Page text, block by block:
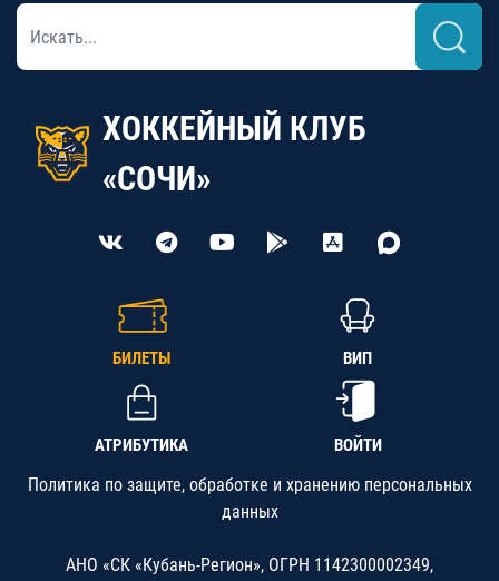
ХОККЕЙНЫЙ КЛУБ
«СОЧИ»
БИЛЕТЫ ВИП
АТРИБУТИКА ВОЙТИ
Политика по защите, обработке и хранению персональных
данных
АНО «СК «Кубань-Регион», ОГРН 1142300002349,